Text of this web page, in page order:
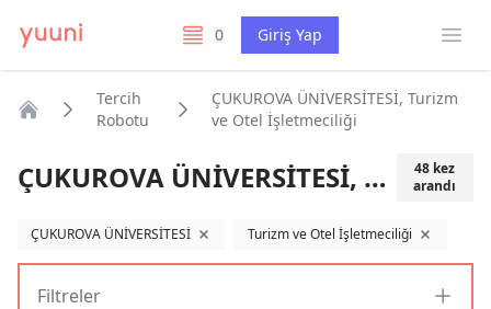
0
listelerim Giriş Yap
Tercih
Robotu
ÇUKUROVA ÜNİVERSİTESİ, Turizm
ve Otel İşletmeciliği
ÇUKUROVA ÜNİVERSİTESİ, Turizm ve Otel İşletmeciliği 48 kez
arandı
ÇUKUROVA ÜNİVERSİTESİ filtreyi kaldırTurizm ve Otel İşletmeciliği filtreyi
Filtreler